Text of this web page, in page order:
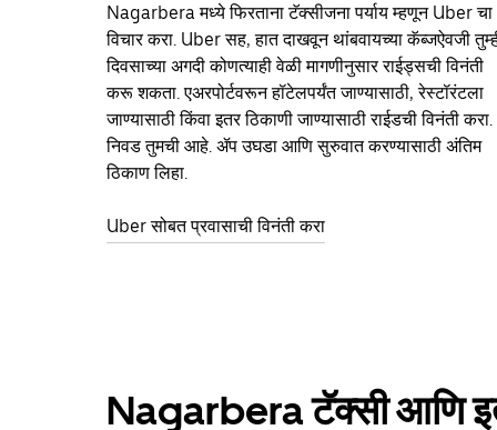
Nagarbera मध्ये फिरताना टॅक्सीजना पर्याय म्हणून Uber चा
विचार करा. Uber सह, हात दाखवून थांबवायच्या कॅब्जऐवजी
दिवसाच्या अगदी कोणत्याही वेळी मागणीनुसार राईड्सची विनंती
करू शकता. एअरपोर्टवरून हॉटेलपर्यंत जाण्यासाठी, रेस्टॉरंटला
जाण्यासाठी किंवा इतर‍ ठिकाणी जाण्यासाठी राईडची विनंती करा.
निवड तुमची आहे. ॲप उघडा आणि सुरुवात करण्यासाठी अंतिम
ठिकाण लिहा.
Uber सोबत प्रवासाची विनंती करा
Nagarbera टॅक्सी आणि इतर